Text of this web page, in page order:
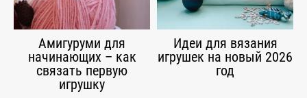
Амигуруми для
начинающих – как
связать первую
игрушку
Идеи для вязания
игрушек на новый 2026
год